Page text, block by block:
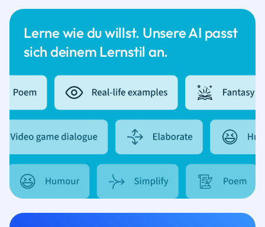
Lerne wie du willst. Unsere AI passt
sich deinem Lernstil an.